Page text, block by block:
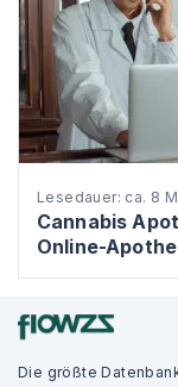
Lesedauer: ca. 8
Cannabis
Online-
Die größte